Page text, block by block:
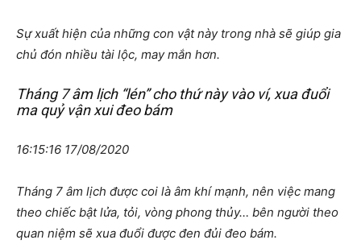
Sự xuất hiện của những con vật này trong nhà sẽ giúp gia
chủ đón nhiều tài lộc, may mắn hơn.
Tháng 7 âm lịch “lén” cho thứ này vào ví, xua đuổi
ma quỷ vận xui đeo bám
16:15:16 17/08/2020
Tháng 7 âm lịch được coi là âm khí mạnh, nên việc mang
theo chiếc bật lửa, tỏi, vòng phong thủy… bên người theo
quan niệm sẽ xua đuổi được đen đủi đeo bám.